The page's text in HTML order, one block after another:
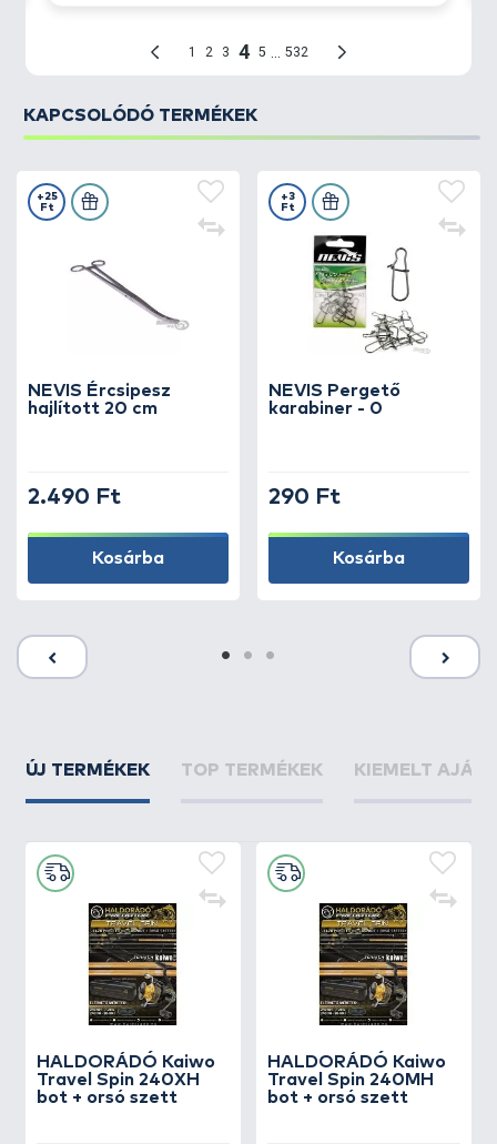
KAPCSOLÓDÓ TERMÉKEK
NEVIS Ércsipesz
hajlított 20 cm
+25
Ft
2.490 Ft
Kosárba
NEVIS Pergető
karabiner - 0
+3
Ft
290 Ft
Kosárba
ÚJ TERMÉKEK TOP TERMÉKEK KIEMELT
HALDORÁDÓ Kaiwo
Travel Spin 240XH
bot + orsó szett
HALDORÁDÓ Kaiwo
Travel Spin 240MH
bot + orsó szett